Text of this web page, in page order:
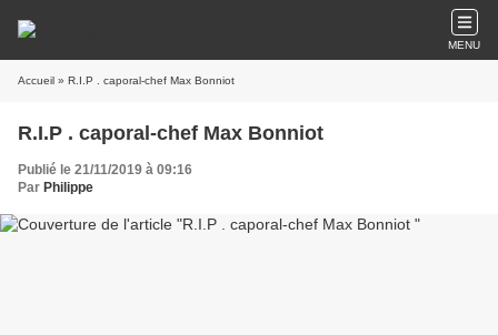
MENU
Accueil » R.I.P . caporal-chef Max Bonniot
R.I.P . caporal-chef Max Bonniot
Publié le 21/11/2019 à 09:16
Par Philippe